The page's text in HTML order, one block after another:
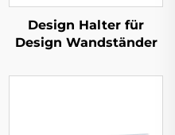
Design Halter für
Design Wandständer